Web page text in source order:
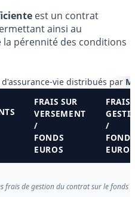
est un contrat
ainsi au
la pérennité des conditions
vie distribués par
FRAIS SUR
VERSEMENT
/
FONDS
EUROS
FRAIS
/
FONDS
EUROS
frais de gestion du contrat sur le fonds